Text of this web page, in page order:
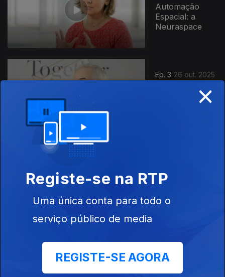
Automação
Espacial: a
Neuraspace
Ep. 3 26 out. 2025
Digitalização do
Ep. 2
Saúde Digital: a
Sword Health
Ep. 1
Sociedade de
×
Registe-se na RTP
Uma única conta para todo o
serviço público de media
REGISTE-SE AGORA